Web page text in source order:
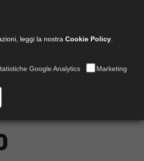
leggi la nostra Cookie Policy
Google Analytics Marketing